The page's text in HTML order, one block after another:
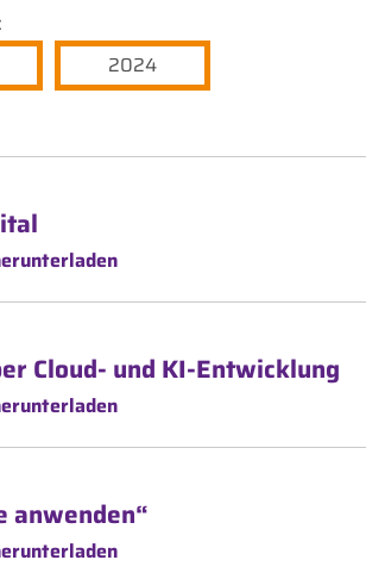
2024
Cloud- und KI-Entwicklung
anwenden“